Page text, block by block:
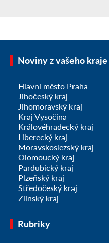
Noviny z vašeho kraje
Hlavní město Praha
Jihočeský kraj
Jihomoravský kraj
Kraj Vysočina
Královéhradecký kraj
Liberecký kraj
Moravskoslezský kraj
Olomoucký kraj
Pardubický kraj
Plzeňský kraj
Středočeský kraj
Zlínský kraj
Rubriky